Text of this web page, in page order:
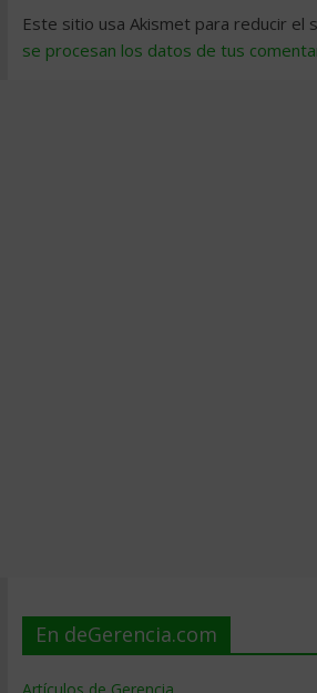
Este sitio usa Akismet para reducir el
se procesan los datos de tus
En deGerencia.com